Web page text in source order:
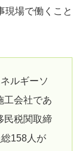
現場で働くこと
ルギーソ
工会社であ
民税関取締
158人が